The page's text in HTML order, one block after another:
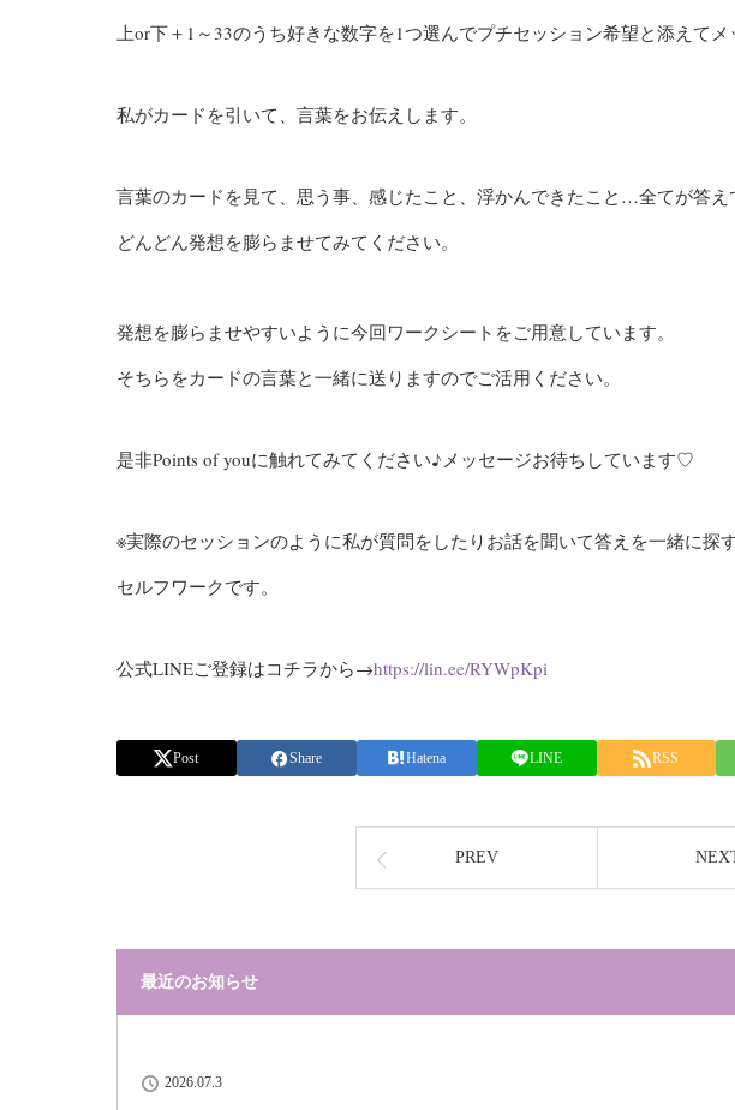
上or下＋1～33のうち好きな数字を1つ選んでプチセッション希望と添えてメ
私がカードを引いて、言葉をお伝えします。
言葉のカードを見て、思う事、感じたこと、浮かんできたこと…全てが答え
どんどん発想を膨らませてみてください。
発想を膨らませやすいように今回ワークシートをご用意しています。
そちらをカードの言葉と一緒に送りますのでご活用ください。
是非Points of youに触れてみてください♪メッセージお待ちしています♡
※実際のセッションのように私が質問をしたりお話を聞いて答えを一緒に探
セルフワークです。
公式LINEご登録はコチラから→https://lin.ee/RYWpKpi
Post Share Hatena LINE RSS
PREV
最近のお知らせ
2026.07.3